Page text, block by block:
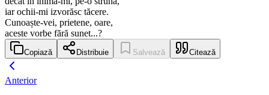
iar ochii-mi izvorăsc tăcere.
Cunoaște-vei, prietene, oare,
aceste vorbe fără sunet...?
Copiază Distribuie Salvează Citează
Anterior